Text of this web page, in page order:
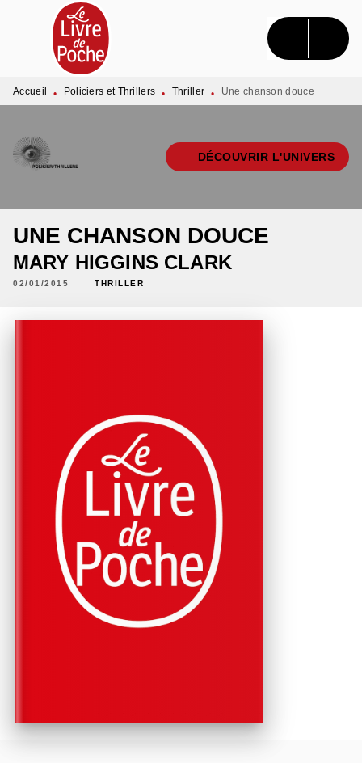
MENU RECHERCHE CONTENU
PIED DE PAGE
Accueil • Policiers et Thrillers • Thriller • Une chanson douce
DÉCOUVRIR L'UNIVERS
UNE CHANSON DOUCE
MARY HIGGINS CLARK
02/01/2015 THRILLER